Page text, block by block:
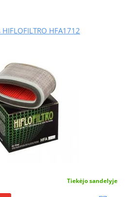
HFA1712
Tiekėjo sandelyje